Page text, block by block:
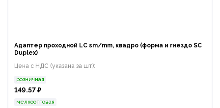
Адаптер проходной LС sm/mm, квадро (форма и гнездо SC
Duplex)
Цена с НДС (указана за шт):
розничная
149.57 ₽
мелкооптовая